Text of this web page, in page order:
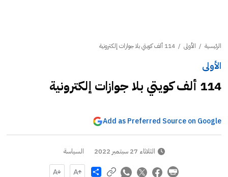
الرئيسية / الأولى / 114 ألف كويتي بلا جوازات إلكترونية
الأولى
114 ألف كويتي بلا جوازات إلكترونية
Add as Preferred Source on Google
الثلاثاء 27 سبتمبر 2022 السياسة
Share